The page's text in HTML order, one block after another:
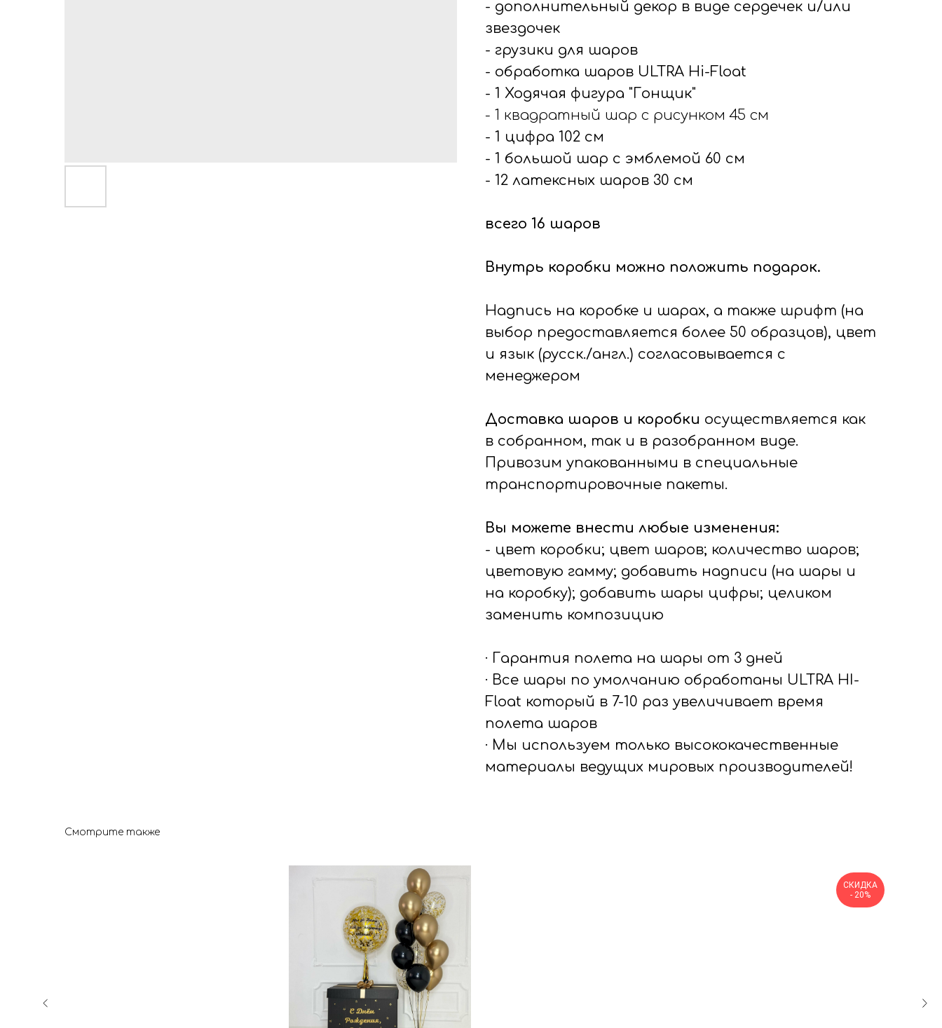
- дополнительный декор в виде сердечек и/или
звездочек
- грузики для шаров
- обработка шаров ULTRA Hi-Float
- 1 Ходячая фигура "Гонщик"
- 1 квадратный шар с рисунком 45 см
- 1 цифра 102 см
- 1 большой шар с эмблемой 60 см
- 12 латексных шаров 30 см
всего 16 шаров
Внутрь коробки можно положить подарок.
Надпись на коробке и шарах, а также шрифт (на
выбор предоставляется более 50 образцов), цвет
и язык (русск./англ.) согласовывается с
менеджером
Доставка шаров и коробки осуществляется как
в собранном, так и в разобранном виде.
Привозим упакованными в специальные
транспортировочные пакеты.
Вы можете внести любые изменения:
- цвет коробки; цвет шаров; количество шаров;
цветовую гамму; добавить надписи (на шары и
на коробку); добавить шары цифры; целиком
заменить композицию
· Гарантия полета на шары от 3 дней
· Все шары по умолчанию обработаны ULTRA HI-
Float который в 7-10 раз увеличивает время
полета шаров
· Мы используем только высококачественные
материалы ведущих мировых производителей!
Смотрите также
СКИДКА
- 20%